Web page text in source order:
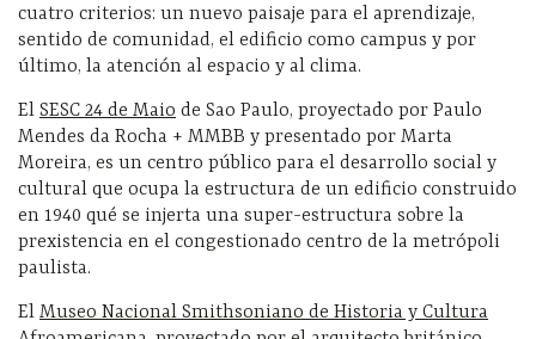
cuatro criterios: un nuevo paisaje para el aprendizaje,
sentido de comunidad, el edificio como campus y por
último, la atención al espacio y al clima.
El SESC 24 de Maio de Sao Paulo, proyectado por Paulo
Mendes da Rocha + MMBB y presentado por Marta
Moreira, es un centro público para el desarrollo social y
cultural que ocupa la estructura de un edificio construido
en 1940 qué se injerta una super-estructura sobre la
prexistencia en el congestionado centro de la metrópoli
paulista.
El Museo Nacional Smithsoniano de Historia y Cultura